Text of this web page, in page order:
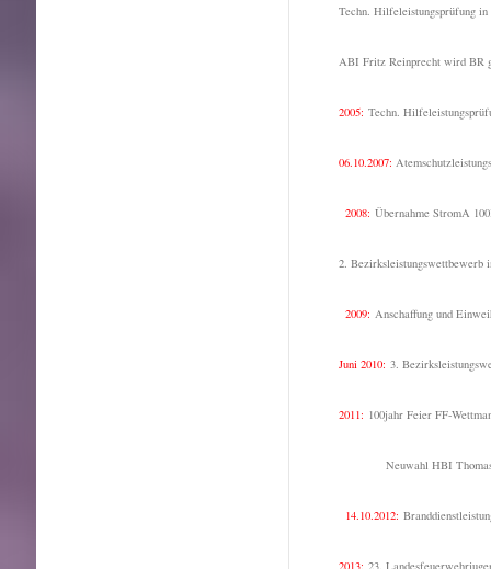
Techn. Hilfeleistungsprüfung
ABI Fritz Reinprecht wird BR
2005: Techn.
06.10.2007:
2008: Übernahme StromA
2. Bezirksleistungswettbewerb
2009: Anschaffung und
Juni 2010: 3.
2011: 100jahr Feier FF-
Neuwahl HBI Thomas
14.10.2012:
2013: 23.